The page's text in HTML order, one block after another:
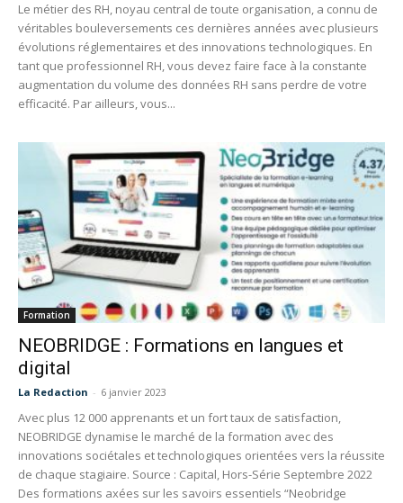
Le métier des RH, noyau central de toute organisation, a connu de
véritables bouleversements ces dernières années avec plusieurs
évolutions réglementaires et des innovations technologiques. En
tant que professionnel RH, vous devez faire face à la constante
augmentation du volume des données RH sans perdre de votre
efficacité. Par ailleurs, vous...
Formation
NEOBRIDGE : Formations en langues et
digital
La Redaction - 6 janvier 2023
Avec plus 12 000 apprenants et un fort taux de satisfaction,
NEOBRIDGE dynamise le marché de la formation avec des
innovations sociétales et technologiques orientées vers la réussite
de chaque stagiaire. Source : Capital, Hors-Série Septembre 2022
Des formations axées sur les savoirs essentiels “Neobridge